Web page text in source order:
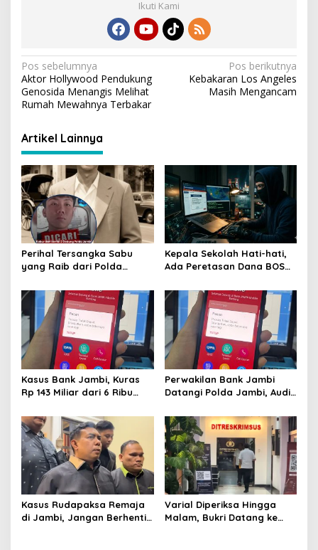
o
k
p
p
Ikuti Kami
N
a
v
i
g
a
s
i
p
o
s
Pos sebelumnya
Aktor Hollywood Pendukung
Genosida Menangis Melihat
Rumah Mewahnya Terbakar
Pos berikutnya
Kebakaran Los Angeles
Masih Mengancam
Artikel Lainnya
Perihal Tersangka Sabu
yang Raib dari Polda
Kepala Sekolah Hati-hati,
Ada Peretasan Dana BOS
Kasus Bank Jambi, Kuras
Rp 143 Miliar dari 6 Ribu
Perwakilan Bank Jambi
Datangi Polda Jambi, Audit
Kasus Rudapaksa Remaja
di Jambi, Jangan Berhenti
Varial Diperiksa Hingga
Malam, Bukri Datang ke